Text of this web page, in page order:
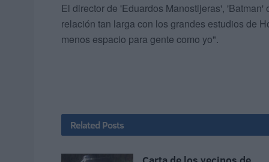
El director de 'Eduardos Manostijeras',
relación tan larga con los grandes estudios de
menos espacio para gente como yo".
Related Posts